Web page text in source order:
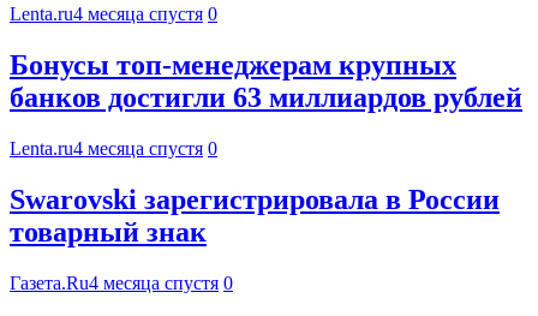
Lenta.ru4 месяца спустя 0
Бонусы топ-менеджерам крупных
банков достигли 63 миллиардов рублей
Lenta.ru4 месяца спустя 0
Swarovski зарегистрировала в России
товарный знак
Газета.Ru4 месяца спустя 0